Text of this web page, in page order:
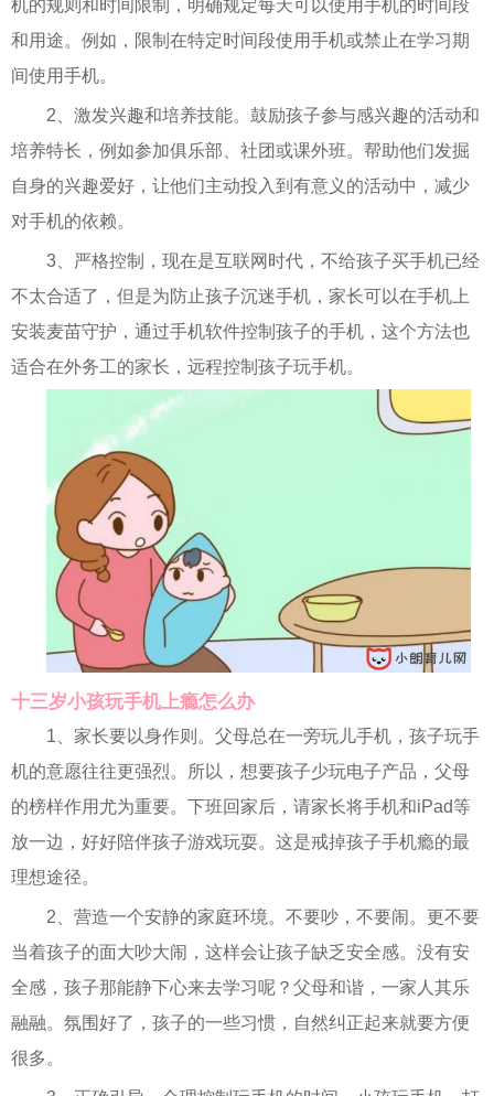
机的规则和时间限制，明确规定每天可以使用手机的时间段
和用途。例如，限制在特定时间段使用手机或禁止在学习期
间使用手机。
2、激发兴趣和培养技能。鼓励孩子参与感兴趣的活动和
培养特长，例如参加俱乐部、社团或课外班。帮助他们发掘
自身的兴趣爱好，让他们主动投入到有意义的活动中，减少
对手机的依赖。
3、严格控制，现在是互联网时代，不给孩子买手机已经
不太合适了，但是为防止孩子沉迷手机，家长可以在手机上
安装麦苗守护，通过手机软件控制孩子的手机，这个方法也
适合在外务工的家长，远程控制孩子玩手机。
十三岁小孩玩手机上瘾怎么办
1、家长要以身作则。父母总在一旁玩儿手机，孩子玩手
机的意愿往往更强烈。所以，想要孩子少玩电子产品，父母
的榜样作用尤为重要。下班回家后，请家长将手机和iPad等
放一边，好好陪伴孩子游戏玩耍。这是戒掉孩子手机瘾的最
理想途径。
2、营造一个安静的家庭环境。不要吵，不要闹。更不要
当着孩子的面大吵大闹，这样会让孩子缺乏安全感。没有安
全感，孩子那能静下心来去学习呢？父母和谐，一家人其乐
融融。氛围好了，孩子的一些习惯，自然纠正起来就要方便
很多。